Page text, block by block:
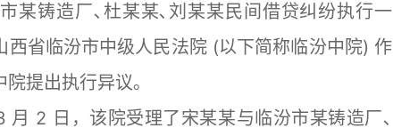
铸造厂､杜某某､刘某某民间借贷纠纷执行一
西省临汾市中级人民法院 (以下简称临汾中院) 作
提出执行异议｡
2 日，该院受理了宋某某与临汾市某铸造厂､